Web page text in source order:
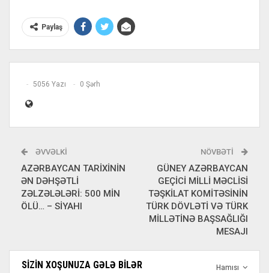
Paylaş
5056 Yazı 0 Şərh
ƏVVƏLKI
AZƏRBAYCAN TARİXİNİN
ƏN DƏHŞƏTLİ
ZƏLZƏLƏLƏRİ: 500 MİN
ÖLÜ… – SİYAHI
NÖVBƏTI
GÜNEY AZƏRBAYCAN
GEÇİCİ MİLLİ MƏCLİSİ
TƏŞKİLAT KOMİTƏSİNİN
TÜRK DÖVLƏTİ VƏ TÜRK
MİLLƏTİNƏ BAŞSAĞLIĞI
MESAJI
Hamısı
SIZIN XOŞUNUZA GƏLƏ BILƏR